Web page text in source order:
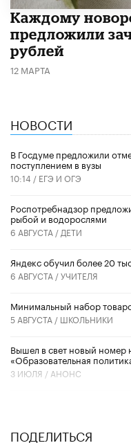
Каждому
предложили
рублей
12 МАРТА
НОВОСТИ
В Госдуме предложили
поступлением в вузы
10:14 / ЕГЭ И ОГЭ
Роспотребнадзор
рыбой и водорослями
6 АВГУСТА / ДЕТИ
​Яндекс обучил более 20
6 АВГУСТА /УЧИТЕЛЯ
Минимальный набор
5 АВГУСТА / ШКОЛЬНИКИ
Вышел в свет новый номер
«Образовательная
3 ИЮЛЯ / АНОНС
ПОДЕЛИТЬСЯ